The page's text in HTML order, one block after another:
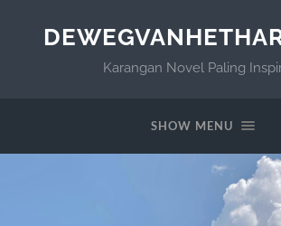
Karangan Novel Paling
SHOW MENU